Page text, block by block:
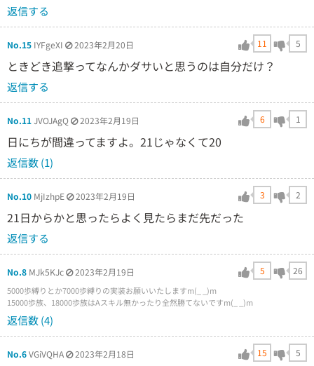
返信する
No.15 IYFgeXI 2023年2月20日 11 5
ときどき追撃ってなんかダサいと思うのは自分だけ？
返信する
No.11JVOJAgQ 2023年2月19日 6 1
日にちが間違ってますよ。21じゃなくて20
返信数 (1)
No.10 MjIzhpE 2023年2月19日 3 2
21日からかと思ったらよく見たらまだ先だった
返信する
No.8 MJk5KJc 2023年2月19日 5 26
5000歩縛りとか7000歩縛りの実装お願いいたしますm(_ _)m
15000歩族、18000歩族はAスキル無かったり全然勝てないですm(_ _)m
返信数 (4)
No.6VGiVQHA 2023年2月18日 15 5